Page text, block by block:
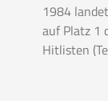
1984
auf Platz 1
Hitlisten